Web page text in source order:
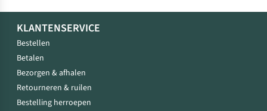
KLANTENSERVICE
Bestellen
Betalen
Bezorgen & afhalen
Retourneren & ruilen
Bestelling herroepen